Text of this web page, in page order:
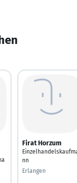
Firat Horzum
nn
Erlangen